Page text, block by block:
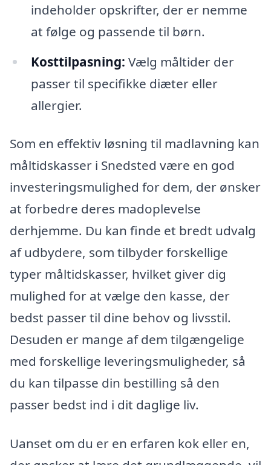
indeholder opskrifter, der er nemme
at følge og passende til børn.
Kosttilpasning: Vælg måltider der
passer til specifikke diæter eller
allergier.
Som en effektiv løsning til madlavning kan
måltidskasser i Snedsted være en god
investeringsmulighed for dem, der ønsker
at forbedre deres madoplevelse
derhjemme. Du kan finde et bredt udvalg
af udbydere, som tilbyder forskellige
typer måltidskasser, hvilket giver dig
mulighed for at vælge den kasse, der
bedst passer til dine behov og livsstil.
Desuden er mange af dem tilgængelige
med forskellige leveringsmuligheder, så
du kan tilpasse din bestilling så den
passer bedst ind i dit daglige liv.
Uanset om du er en erfaren kok eller en,